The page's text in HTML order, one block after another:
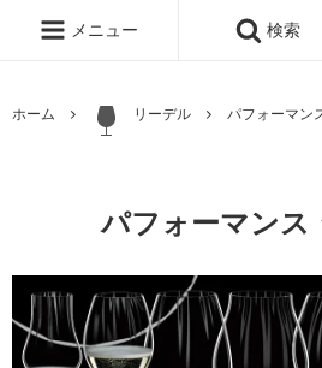
メニュー 検索
ホーム リーデル パフォーマン
パフォーマンス